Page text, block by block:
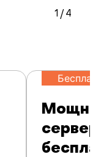
Бесплатно
Мощные
серверы
1 / 4